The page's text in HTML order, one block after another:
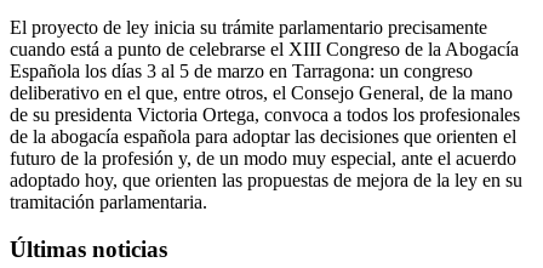
El proyecto de ley inicia su trámite parlamentario precisamente
cuando está a punto de celebrarse el XIII Congreso de la Abogacía
Española los días 3 al 5 de marzo en Tarragona: un congreso
deliberativo en el que, entre otros, el Consejo General, de la mano
de su presidenta Victoria Ortega, convoca a todos los profesionales
de la abogacía española para adoptar las decisiones que orienten el
futuro de la profesión y, de un modo muy especial, ante el acuerdo
adoptado hoy, que orienten las propuestas de mejora de la ley en su
tramitación parlamentaria.
Últimas noticias